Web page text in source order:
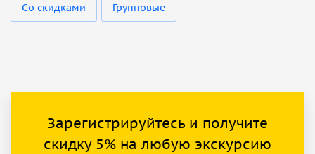
Со скидками Групповые
Зарегистрируйтесь и получите
скидку 5% на любую экскурсию